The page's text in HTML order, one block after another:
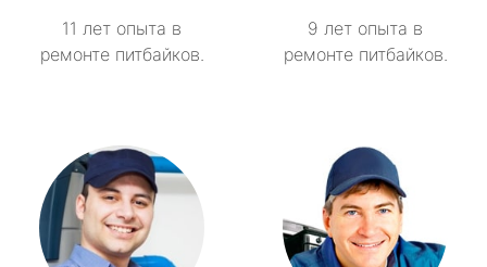
11 лет опыта в
ремонте питбайков.
9 лет опыта в
ремонте питбайков.